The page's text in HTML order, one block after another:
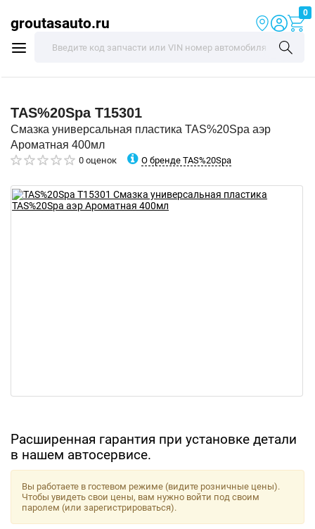
groutasauto.ru
0
TAS%20Spa T15301
Смазка универсальная пластика TAS%20Spa аэр
Ароматная 400мл
0 оценок О бренде TAS%20Spa
Расширенная гарантия при установке детали
в нашем автосервисе.
Вы работаете в гостевом режиме (видите розничные цены).
Чтобы увидеть свои цены, вам нужно войти под своим
паролем (или зарегистрироваться).